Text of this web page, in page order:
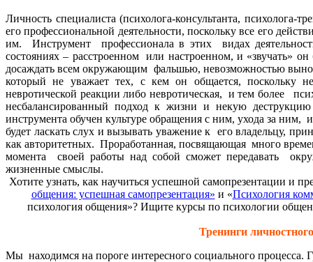
Личность специалиста (психолога-консультанта,
его профессиональной деятельности, поскольку все его
им. Инструмент профессионала в этих видах
состояниях – расстроенном или настроенном, и «звучать»
досаждать всем окружающим фальшью, невозможностью
который не уважает тех, с кем он общается, поскольку
невротической реакции либо невротическая, и тем более
несбалансированный подход к жизни и некую
инструмента обучен культуре обращения с ним, ухода за
будет ласкать слух и вызывать уважение к его владельцу,
как авторитетных. Проработанная, посвящающая много
момента своей работы над собой сможет передавать
жизненные смыслы.
Хотите узнать, как научиться успешной самопрезентации и
общения: успешная самопрезентация» и «Психология
психология общения»? Ищите курсы по психологии
Тренинги
Мы находимся на пороге интересного социального процесса.